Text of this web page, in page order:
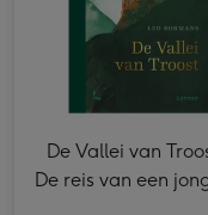
De Vallei van
De reis van een